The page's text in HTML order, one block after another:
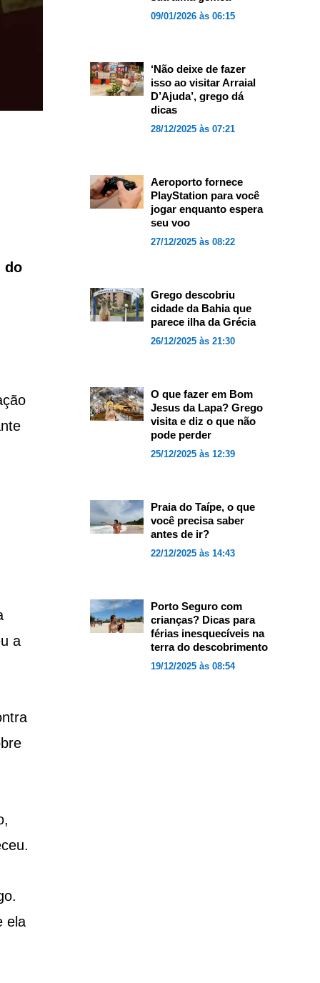
do
a
ela
09/01/2026 às 06:15
‘Não deixe de fazer
isso ao visitar Arraial
D’Ajuda’, grego dá
dicas
28/12/2025 às 07:21
Aeroporto fornece
PlayStation para você
jogar enquanto espera
seu voo
27/12/2025 às 08:22
Grego descobriu
cidade da Bahia que
parece ilha da Grécia
26/12/2025 às 21:30
O que fazer em Bom
Jesus da Lapa? Grego
visita e diz o que não
pode perder
25/12/2025 às 12:39
Praia do Taípe, o que
você precisa saber
antes de ir?
22/12/2025 às 14:43
Porto Seguro com
crianças? Dicas para
férias inesquecíveis na
terra do descobrimento
19/12/2025 às 08:54